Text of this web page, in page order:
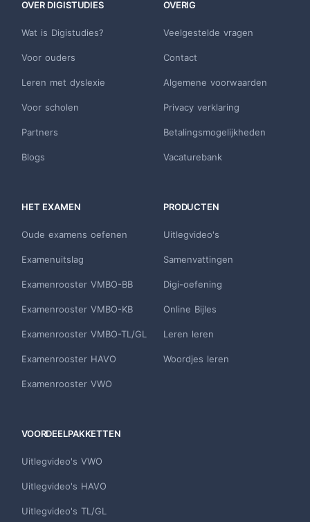
OVER DIGISTUDIES
Wat is Digistudies?
Voor ouders
Leren met dyslexie
Voor scholen
Partners
Blogs
OVERIG
Veelgestelde vragen
Contact
Algemene voorwaarden
Privacy verklaring
Betalingsmogelijkheden
Vacaturebank
HET EXAMEN
Oude examens oefenen
Examenuitslag
Examenrooster VMBO-BB
Examenrooster VMBO-KB
Examenrooster VMBO-TL/GL
Examenrooster HAVO
Examenrooster VWO
PRODUCTEN
Uitlegvideo's
Samenvattingen
Digi-oefening
Online Bijles
Leren leren
Woordjes leren
VOORDEELPAKKETTEN
Uitlegvideo's VWO
Uitlegvideo's HAVO
Uitlegvideo's TL/GL